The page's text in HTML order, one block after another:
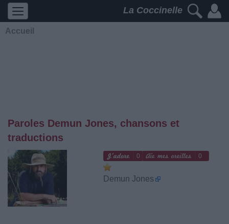
La Coccinelle
Accueil
Paroles Demun Jones, chansons et
traductions
0 0
Demun Jones